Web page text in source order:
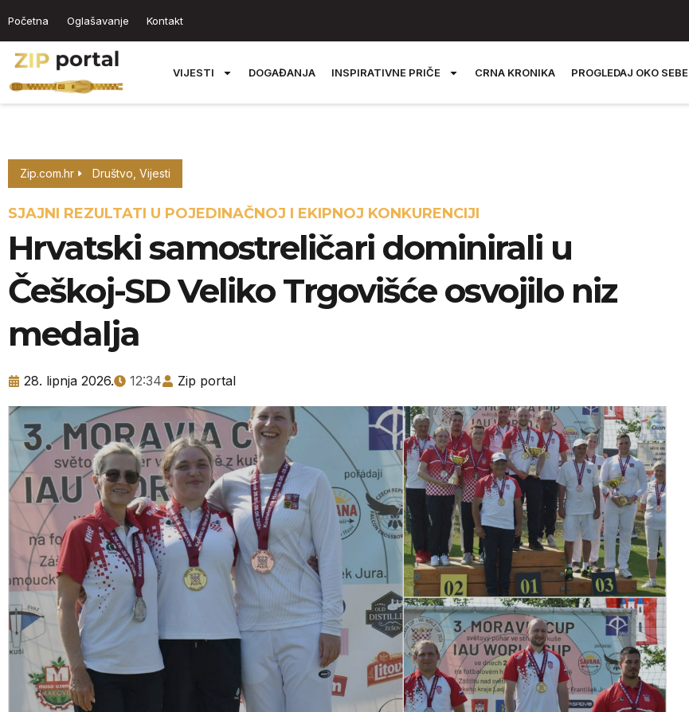
Početna Oglašavanje Kontakt
VIJESTI DOGAĐANJA INSPIRATIVNE PRIČE CRNA KRONIKA PROGLEDAJ OKO SEBE
Zip.com.hr Društvo Vijesti
SJAJNI REZULTATI U POJEDINAČNOJ I EKIPNOJ KONKURENCIJI
Hrvatski samostreličari dominirali u
Češkoj-SD Veliko Trgovišće osvojilo niz
medalja
28. lipnja 2026. 12:34 Zip portal